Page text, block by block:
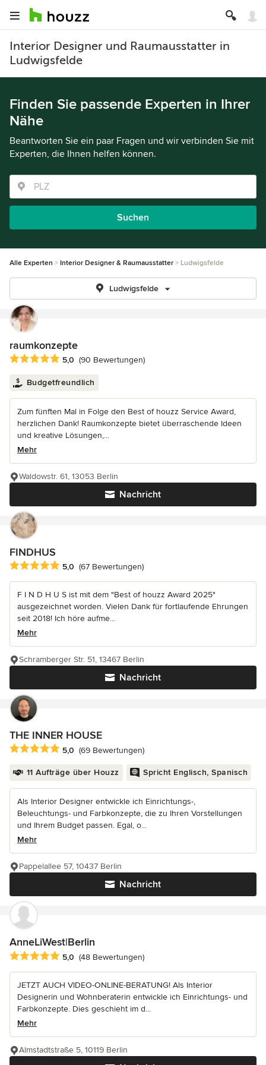
Interior Designer und Raumausstatter in
Ludwigsfelde
Finden Sie passende Experten in Ihrer
Nähe
Beantworten Sie ein paar Fragen und wir verbinden Sie mit
Experten, die Ihnen helfen können.
Suchen
Alle Experten Interior Designer & Raumausstatter Ludwigsfelde
Ludwigsfelde
raumkonzepte
Durchschnittliche Bewertung: 5 von 5 Sternen
5,0 (90 Bewertungen)
Budgetfreundlich
Zum fünften Mal in Folge den Best of houzz Service Award,
herzlichen Dank! Raumkonzepte bietet überraschende Ideen
und kreative Lösungen,...
Mehr
Nachricht
Waldowstr. 61, 13053 Berlin
FINDHUS
Durchschnittliche Bewertung: 5 von 5 Sternen
5,0 (67 Bewertungen)
F I N D H U S ist mit dem "Best of houzz Award 2025"
ausgezeichnet worden. Vielen Dank für fortlaufende Ehrungen
seit 2018! Ich höre aufme...
Mehr
Nachricht
Schramberger Str. 51, 13467 Berlin
THE INNER HOUSE
Durchschnittliche Bewertung: 5 von 5 Sternen
5,0 (69 Bewertungen)
11 Aufträge über Houzz Spricht Englisch, Spanisch
Als Interior Designer entwickle ich Einrichtungs-,
Beleuchtungs- und Farbkonzepte, die zu Ihren Vorstellungen
und Ihrem Budget passen. Egal, o...
Mehr
Nachricht
Pappelallee 57, 10437 Berlin
AnneLiWest|Berlin
Durchschnittliche Bewertung: 5 von 5 Sternen
5,0 (48 Bewertungen)
JETZT AUCH VIDEO-ONLINE-BERATUNG! Als Interior
Designerin und Wohnberaterin entwickle ich Einrichtungs- und
Farbkonzepte. Dies geschieht im d...
Mehr
Almstadtstraße 5, 10119 Berlin